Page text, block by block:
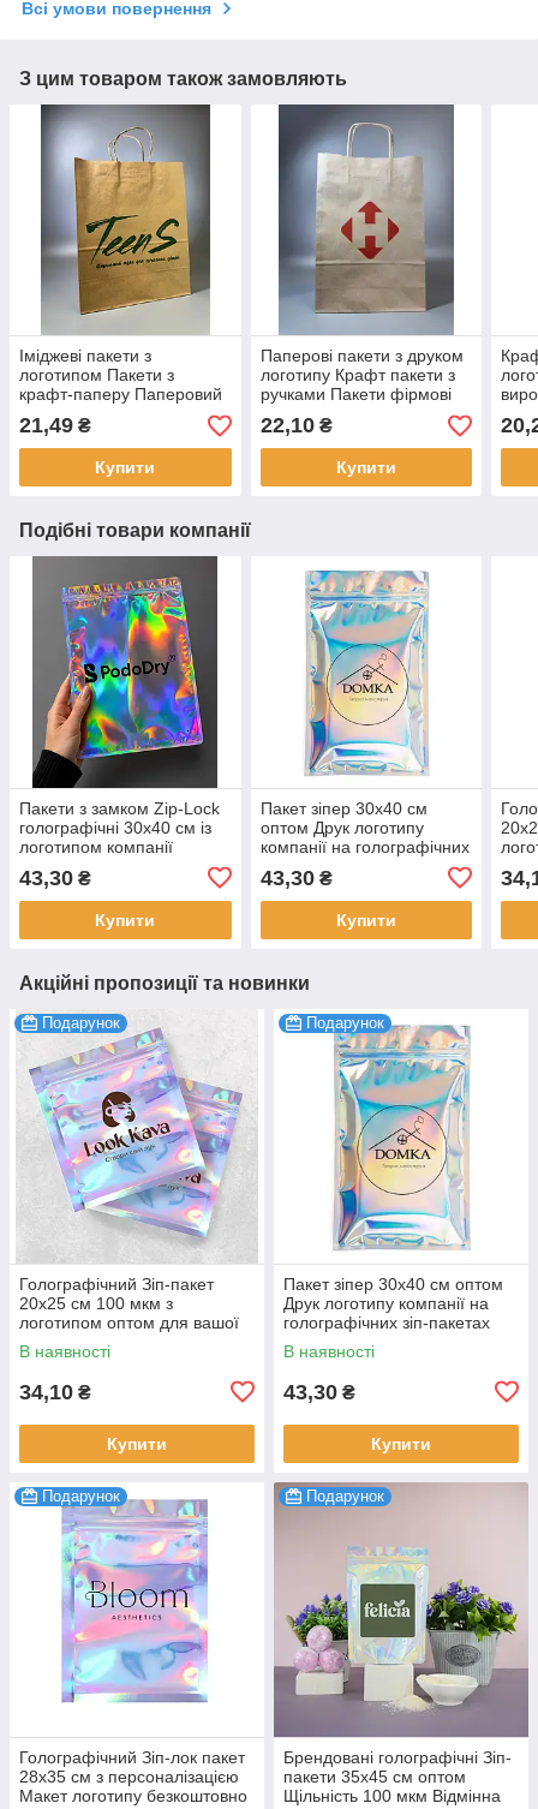
Всі умови повернення
З цим товаром також замовляють
Іміджеві пакети з
логотипом Пакети з
крафт-паперу Паперовий
пакет з ручками бурі
250х350х150 мм 100 шт.
21,49 ₴
Купити
Паперові пакети з друком
логотипу Крафт пакети з
ручками Пакети фірмові
бурі 320х420х150 мм 100
шт.
22,10₴
Купити
Подібні товари компанії
Пакети з замком Zip-Lock
голографічні 30х40 см із
логотипом компанії
Виготовлення оптом 100
шт.
43,30 ₴
Купити
Пакет зіпер 30х40 см
оптом Друк логотипу
компанії на голографічних
43,30₴
Купити
100
Акційні пропозиції та новинки
Подарунок
Голографічний Зіп-пакет
20х25 см 100 мкм з
логотипом оптом для вашої
успішної реклами 100 шт.
В наявності
34,10 ₴
Купити
Подарунок
Пакет зіпер 30х40 см оптом
Друк логотипу компанії на
голографічних зіп-пакетах
100 шт.
В наявності
43,30 ₴
Купити
Подарунок
Голографічний Зіп-лок пакет
28х35 см з персоналізацією
Макет логотипу безкоштовно
Подарунок
Брендовані голографічні Зіп-
пакети 35х45 см оптом
Щільність 100 мкм Відмінна